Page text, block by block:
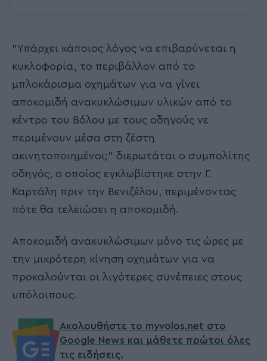
"Υπάρχει κάποιος λόγος να επιβαρύνεται η
κυκλοφορία, το περιβάλλον από το
μπλοκάρισμα οχημάτων για να γίνει
αποκομιδή ανακυκλώσιμων υλικών από το
κέντρο του Βόλου με τους οδηγούς νε
περιμένουν μέσα στη ζέστη
ακινητοποιημένοι;" διερωτάται ο συμπολίτης
οδηγός, ο οποίος εγκλωβίστηκε στην Γ.
Καρτάλη πριν την Βενιζέλου, περιμένοντας
πότε θα τελειώσει η αποκομιδή.
Αποκομιδή ανακυκλώσιμων μόνο τις ώρες με
την μικρότερη κίνηση οχημάτων για να
προκαλούνται οι λιγότερες συνέπειες στους
υπόλοιπους.
Ακολουθήστε το myvolos.net στο
Google News και μάθετε πρώτοι όλες
τις ειδήσεις.